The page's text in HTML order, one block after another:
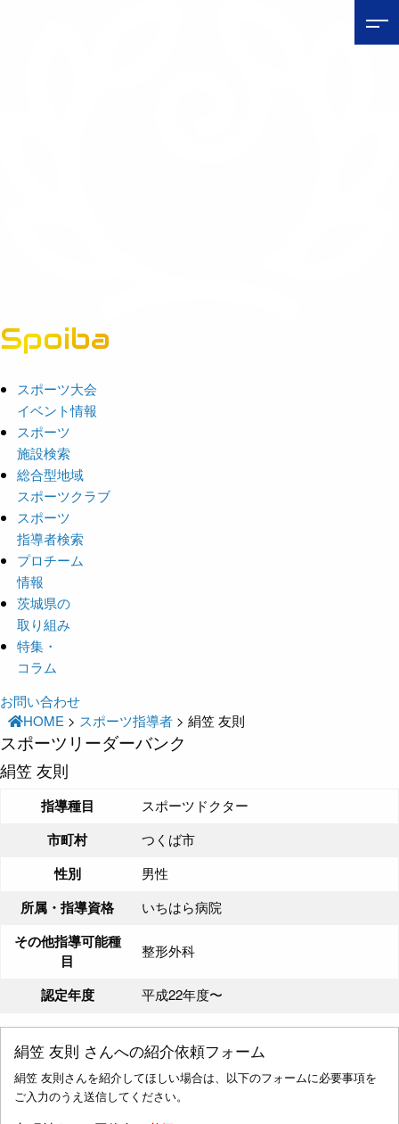
Spoiba
スポーツ大会
イベント情報
スポーツ
施設検索
総合型地域
スポーツクラブ
スポーツ
指導者検索
プロチーム
情報
茨城県の
取り組み
特集・
コラム
お問い合わせ
HOME > スポーツ指導者 >絹笠 友則
スポーツリーダーバンク
絹笠 友則
指導種目 スポーツドクター
市町村 つくば市
性別 男性
所属・指導資格 いちはら病院
その他指導可能種
目
整形外科
認定年度 平成22年度〜
絹笠 友則 さんへの紹介依頼フォーム
絹笠 友則さんを紹介してほしい場合は、以下のフォームに必要事項を
ご入力のうえ送信してください。